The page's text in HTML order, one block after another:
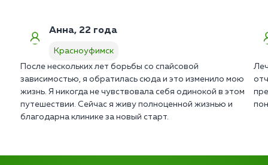
Анна, 22 года
Красноуфимск
После нескольких лет борьбы со спайсовой
зависимостью, я обратилась сюда и это изменило мою
жизнь. Я никогда не чувствовала себя одинокой в этом
путешествии. Сейчас я живу полноценной жизнью и
благодарна клинике за новый старт.